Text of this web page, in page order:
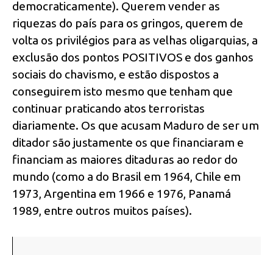
democraticamente). Querem vender as
riquezas do país para os gringos, querem de
volta os privilégios para as velhas oligarquias, a
exclusão dos pontos POSITIVOS e dos ganhos
sociais do chavismo, e estão dispostos a
conseguirem isto mesmo que tenham que
continuar praticando atos terroristas
diariamente. Os que acusam Maduro de ser um
ditador são justamente os que financiaram e
financiam as maiores ditaduras ao redor do
mundo (como a do Brasil em 1964, Chile em
1973, Argentina em 1966 e 1976, Panamá
1989, entre outros muitos países).